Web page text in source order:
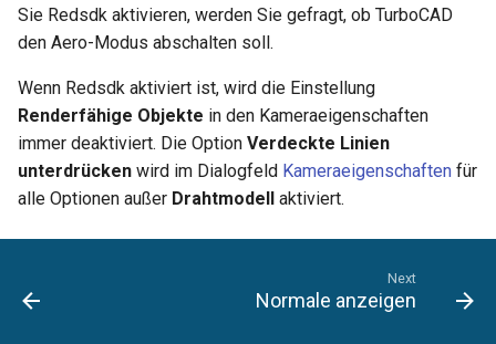
Sie Redsdk aktivieren, werden Sie gefragt, ob TurboCAD
den Aero-Modus abschalten soll.
Wenn Redsdk aktiviert ist, wird die Einstellung
Renderfähige Objekte in den Kameraeigenschaften
immer deaktiviert. Die Option Verdeckte Linien
unterdrücken wird im Dialogfeld Kameraeigenschaften für
alle Optionen außer Drahtmodell aktiviert.
Next
Normale anzeigen